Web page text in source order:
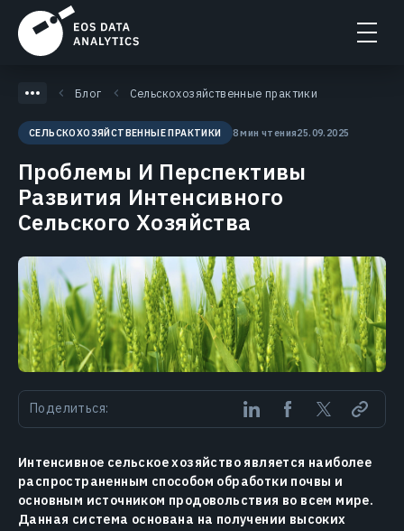
Блог Сельскохозяйственные практики
СЕЛЬСКОХОЗЯЙСТВЕННЫЕ ПРАКТИКИ 8 мин чтения25.09.2025
Проблемы И Перспективы
Развития Интенсивного
Сельского Хозяйства
Поделиться:
Интенсивное сельское хозяйство является наиболее
распространенным способом обработки почвы и
основным источником продовольствия во всем мире.
Данная система основана на получении высоких